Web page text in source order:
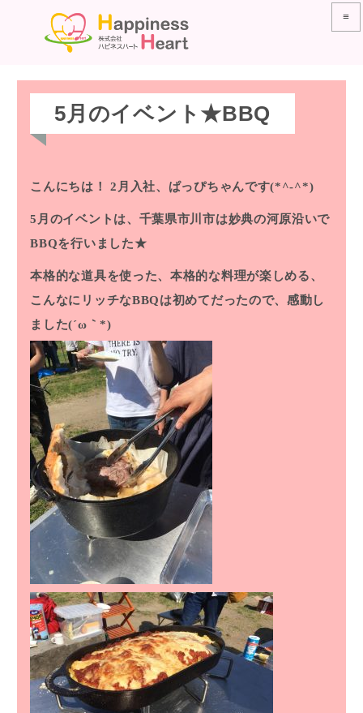
≡
5月のイベント★BBQ
こんにちは！ 2月入社、ぱっぴちゃんです(*^-^*)
5月のイベントは、千葉県市川市は妙典の河原沿いで
BBQを行いました★
本格的な道具を使った、本格的な料理が楽しめる、
こんなにリッチなBBQは初めてだったので、感動し
ました(´ω｀*)